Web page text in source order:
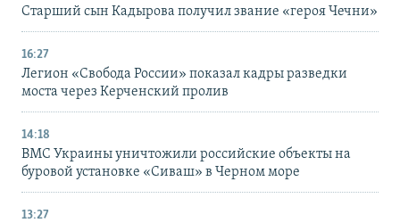
Старший сын Кадырова получил звание «героя Чечни»
16:27
Легион «Свобода России» показал кадры разведки
моста через Керченский пролив
14:18
ВМС Украины уничтожили российские объекты на
буровой установке «Сиваш» в Черном море
13:27